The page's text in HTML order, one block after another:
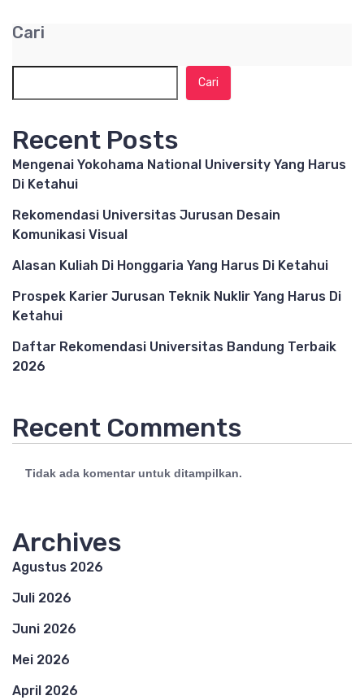
Cari
Cari
Recent Posts
Mengenai Yokohama National University Yang Harus
Di Ketahui
Rekomendasi Universitas Jurusan Desain
Komunikasi Visual
Alasan Kuliah Di Honggaria Yang Harus Di Ketahui
Prospek Karier Jurusan Teknik Nuklir Yang Harus Di
Ketahui
Daftar Rekomendasi Universitas Bandung Terbaik
2026
Recent Comments
Tidak ada komentar untuk ditampilkan.
Archives
Agustus 2026
Juli 2026
Juni 2026
Mei 2026
April 2026